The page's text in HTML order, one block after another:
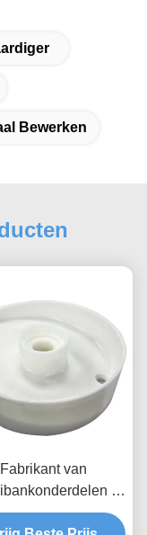
Bewerken
Fabrikant van
|
draaiende